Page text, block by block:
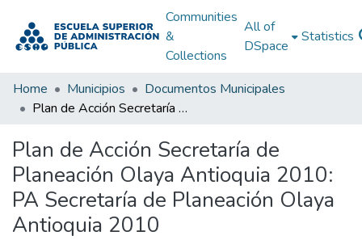
Communities
&
Collections
All of
DSpace
Statistics
Home Municipios
Documentos Municipales
Plan de Acción Secretaría de Planeación Olaya Antioquia 2010: PA Secretaría de Planeación Olaya Antioquia 2010
Plan de Acción Secretaría de
Planeación Olaya Antioquia 2010:
PA Secretaría de Planeación Olaya
Antioquia 2010